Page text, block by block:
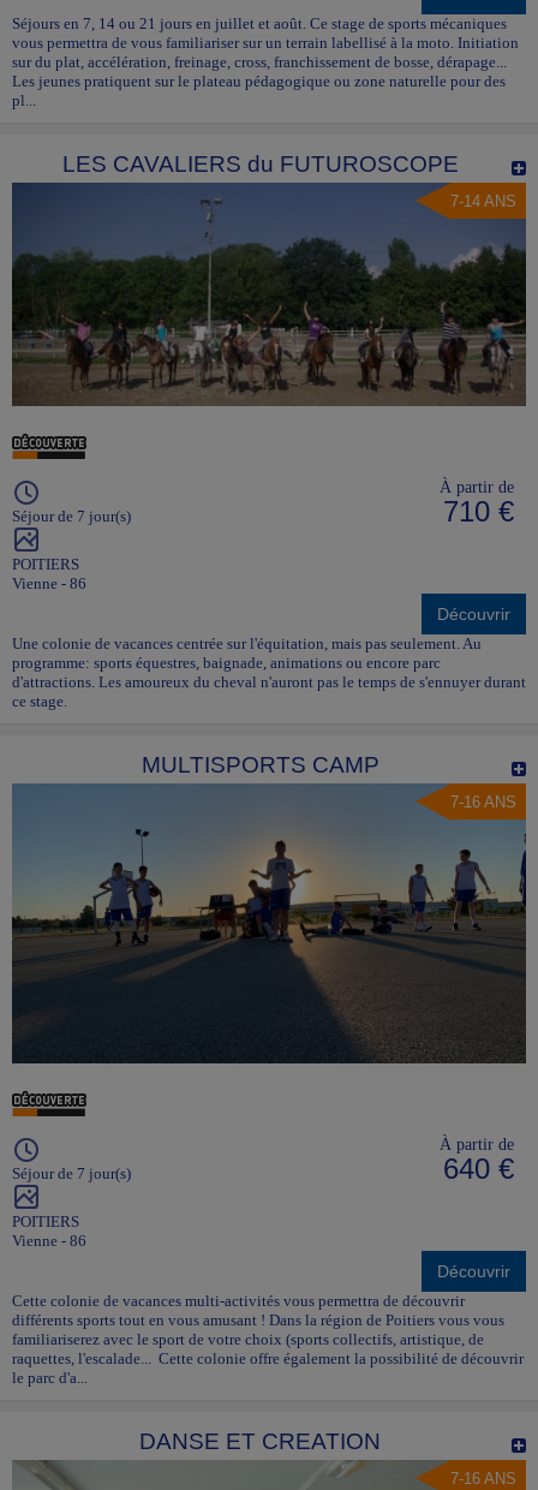
Séjours en 7, 14 ou 21 jours en juillet et août. Ce stage de sports mécaniques
vous permettra de vous familiariser sur un terrain labellisé à la moto. Initiation
sur du plat, accélération, freinage, cross, franchissement de bosse, dérapage...
Les jeunes pratiquent sur le plateau pédagogique ou zone naturelle pour des
pl...
LES CAVALIERS du FUTUROSCOPE
7-14 ANS
Séjour de 7 jour(s)
POITIERS
Vienne - 86
À partir de
710 €
Découvrir
Une colonie de vacances centrée sur l'équitation, mais pas seulement. Au
programme: sports équestres, baignade, animations ou encore parc
d'attractions. Les amoureux du cheval n'auront pas le temps de s'ennuyer durant
ce stage.
MULTISPORTS CAMP
7-16 ANS
Séjour de 7 jour(s)
POITIERS
Vienne - 86
À partir de
640 €
Découvrir
Cette colonie de vacances multi-activités vous permettra de découvrir
différents sports tout en vous amusant ! Dans la région de Poitiers vous vous
familiariserez avec le sport de votre choix (sports collectifs, artistique, de
raquettes, l'escalade... Cette colonie offre également la possibilité de découvrir
le parc d'a...
DANSE ET CREATION
7-16 ANS